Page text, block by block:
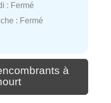
: Fermé
: Fermé
à